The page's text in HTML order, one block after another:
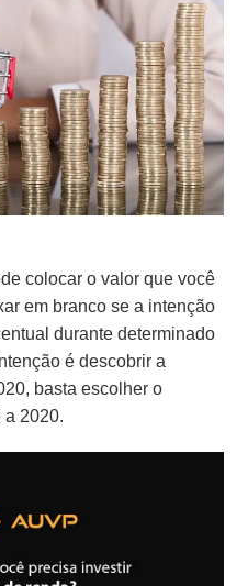
colocar o valor que você
em branco se a intenção
durante determinado
é descobrir a
basta escolher o
2020.